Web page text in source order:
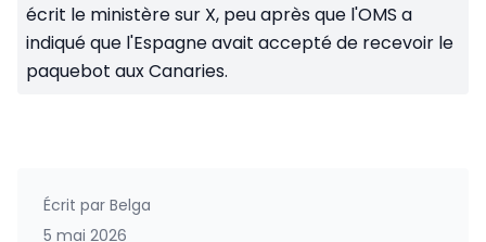
écrit le ministère sur X, peu après que l'OMS a
indiqué que l'Espagne avait accepté de recevoir le
paquebot aux Canaries.
Écrit par Belga
5 mai 2026